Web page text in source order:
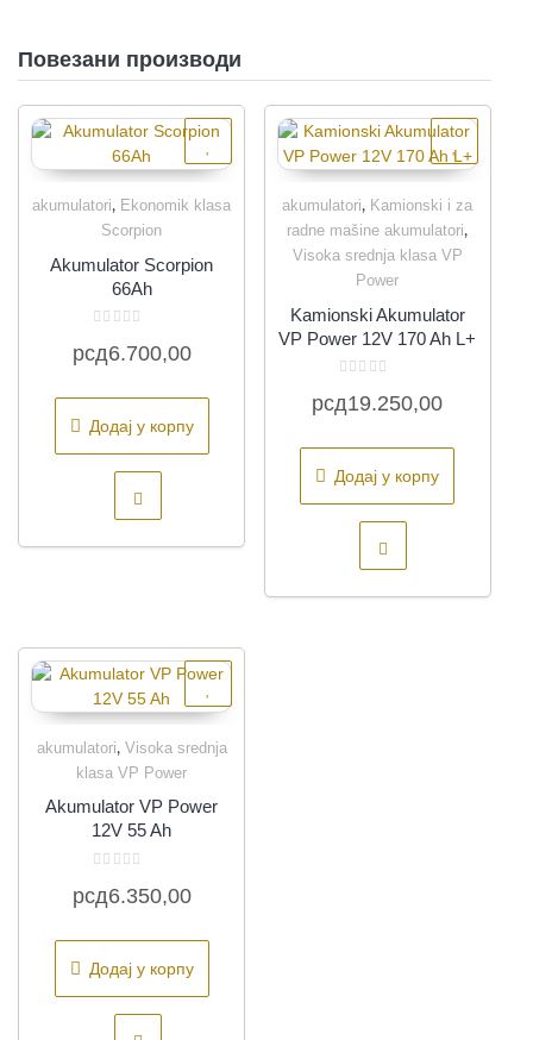
Повезани производи
Quick View
akumulatori, Ekonomik klasa
Scorpion
Akumulator Scorpion
66Ah
са
0
5
рсд6.700,00
Додај у корпу
Quick View
akumulatori, Kamionski i za
radne mašine akumulatori,
Visoka srednja klasa VP
Power
Kamionski Akumulator
VP Power 12V 170 Ah L+
са
0
5
рсд19.250,00
Додај у корпу
Quick View
akumulatori, Visoka srednja
klasa VP Power
Akumulator VP Power
12V 55 Ah
са
0
5
рсд6.350,00
Додај у корпу